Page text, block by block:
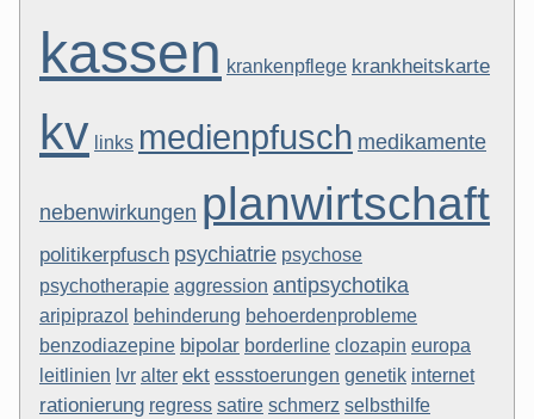
kassen krankenpflege krankheitskarte
kv links medienpfusch medikamente
nebenwirkungen planwirtschaft
politikerpfusch psychiatrie psychose
psychotherapie aggression antipsychotika
aripiprazol behinderung behoerdenprobleme
benzodiazepine bipolar borderline clozapin europa
leitlinien lvr alter ekt essstoerungen genetik internet
rationierung regress satire schmerz selbsthilfe